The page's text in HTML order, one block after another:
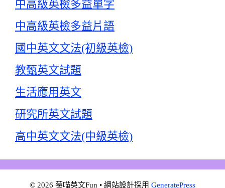
中高級英檢多益單字
中高級英檢多益片語
國中英文文法(初級英檢)
教甄英文試題
生活應用英文
研究所英文試題
高中英文文法(中級英檢)
© 2026 莓喵英文Fun • 網站設計採用 GeneratePress